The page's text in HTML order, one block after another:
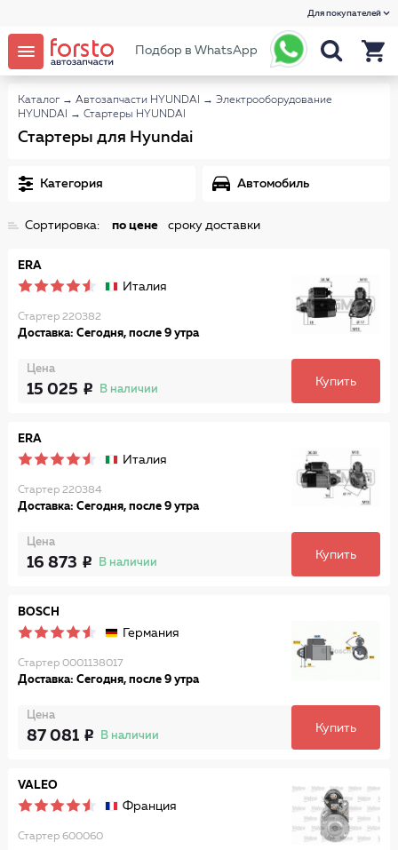
Для покупателей
Подбор в WhatsApp
Каталог → Автозапчасти HYUNDAI → Электрооборудование
HYUNDAI
→ Стартеры HYUNDAI
Стартеры для Hyundai
Категория Автомобиль
Сортировка: по цене сроку доставки
ERA
Италия
Стартер 220382
Доставка: Сегодня, после 9 утра
Цена
15 025 В наличии
Купить
ERA
Италия
Стартер 220384
Доставка: Сегодня, после 9 утра
Цена
16 873 В наличии
Купить
BOSCH
Германия
Стартер 0001138017
Доставка: Сегодня, после 9 утра
Цена
87 081 В наличии
Купить
VALEO
Франция
Стартер 600060